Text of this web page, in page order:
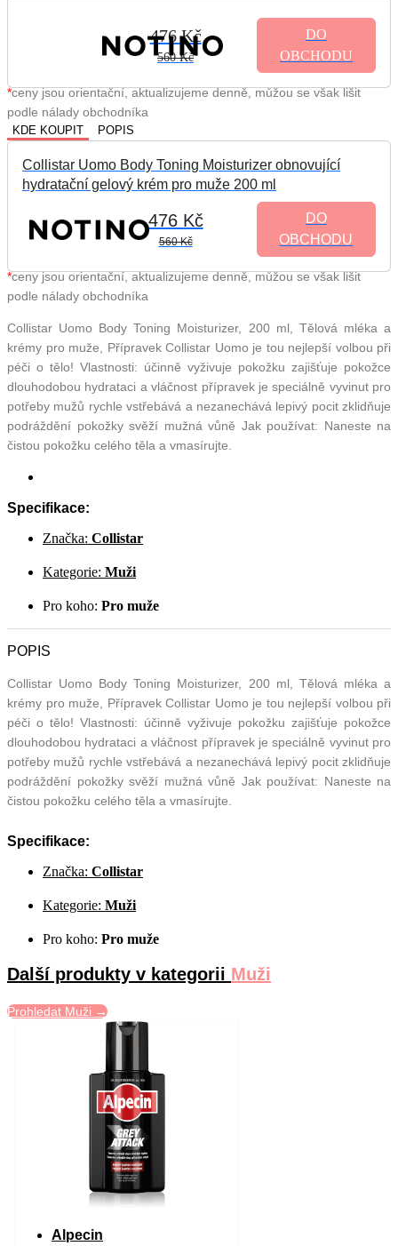
476 Kč
560 Kč
DO
OBCHODU
*ceny jsou orientační, aktualizujeme denně, můžou se však lišit
podle nálady obchodníka
KDE KOUPIT POPIS
Collistar Uomo Body Toning Moisturizer obnovující
hydratační gelový krém pro muže 200 ml
476 Kč
560 Kč
DO
OBCHODU
*ceny jsou orientační, aktualizujeme denně, můžou se však lišit
podle nálady obchodníka
Collistar Uomo Body Toning Moisturizer, 200 ml, Tělová mléka a
krémy pro muže, Přípravek Collistar Uomo je tou nejlepší volbou při
péči o tělo! Vlastnosti: účinně vyživuje pokožku zajišťuje pokožce
dlouhodobou hydrataci a vláčnost přípravek je speciálně vyvinut pro
potřeby mužů rychle vstřebává a nezanechává lepivý pocit zklidňuje
podráždění pokožky svěží mužná vůně Jak používat: Naneste na
čistou pokožku celého těla a vmasírujte.
Specifikace:
Značka: Collistar
Kategorie: Muži
Pro koho: Pro muže
POPIS
Collistar Uomo Body Toning Moisturizer, 200 ml, Tělová mléka a
krémy pro muže, Přípravek Collistar Uomo je tou nejlepší volbou při
péči o tělo! Vlastnosti: účinně vyživuje pokožku zajišťuje pokožce
dlouhodobou hydrataci a vláčnost přípravek je speciálně vyvinut pro
potřeby mužů rychle vstřebává a nezanechává lepivý pocit zklidňuje
podráždění pokožky svěží mužná vůně Jak používat: Naneste na
čistou pokožku celého těla a vmasírujte.
Specifikace:
Značka: Collistar
Kategorie: Muži
Pro koho: Pro muže
Další produkty v kategorii Muži
Prohledat Muži →
Alpecin